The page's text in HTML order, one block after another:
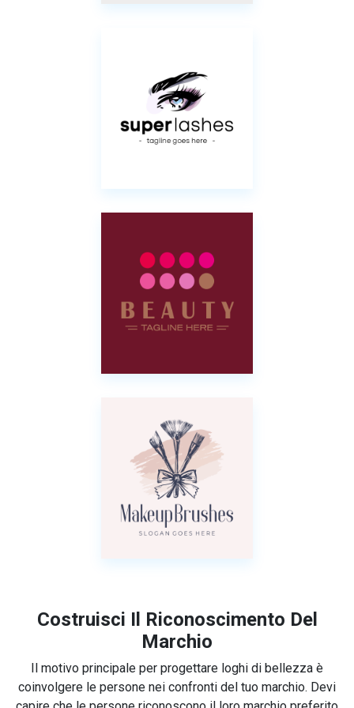
Costruisci Il Riconoscimento Del
Marchio
Il motivo principale per progettare loghi di bellezza è
coinvolgere le persone nei confronti del tuo marchio. Devi